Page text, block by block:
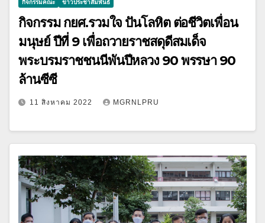
กิจกรรมคณะ ข่าวประชาสัมพันธ์
กิจกรรม กยศ.รวมใจ ปันโลหิต ต่อชีวิตเพื่อน
มนุษย์ ปีที่ 9 เพื่อถวายราชสดุดีสมเด็จ
พระบรมราชชนนีพันปีหลวง 90 พรรษา 90
ล้านซีซี
11 สิงหาคม 2022 MGRNLPRU